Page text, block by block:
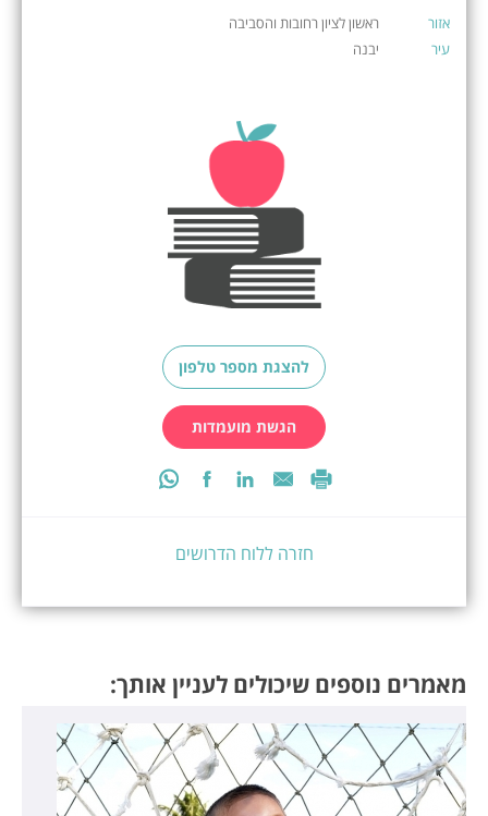
אזור
ראשון לציון רחובות והסביבה
עיר
יבנה
להצגת מספר טלפון
הגשת מועמדות
חזרה ללוח הדרושים
מאמרים נוספים שיכולים לעניין אותך: